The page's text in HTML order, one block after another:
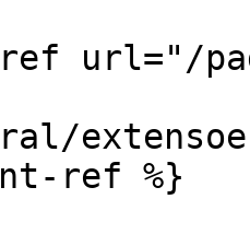
url="/
ref %}